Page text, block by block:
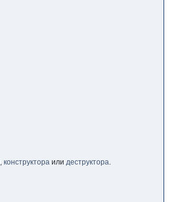
,конструктора или деструктора